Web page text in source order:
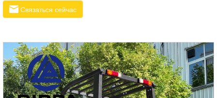
различных условиях, от строительных площадок до
сельскохозяйственных угодий и логистических
профессионалов, которым требуется надежная
техника.Благодаря своей телескопической стреле,
способной поднимать груз на высоту до 5,5 метров, этот
погрузчик обеспечивает отличную маневренность и
точность в работе.
Связаться сейчас